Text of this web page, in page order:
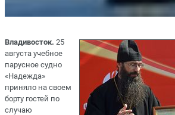
Владивосток. 25
августа учебное
парусное судно
«Надежда»
приняло на своем
борту гостей по
случаю